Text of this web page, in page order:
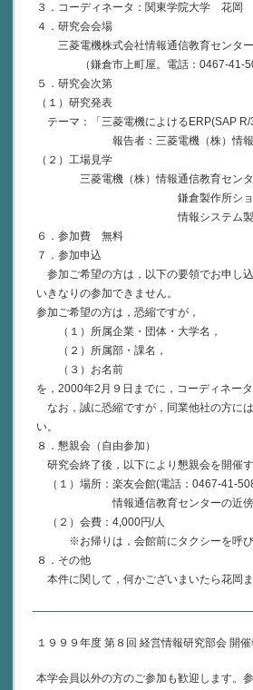
３．コーディネータ：関東学院大学 花岡
４．研究会会場
三菱電機株式会社情報通信教育センター
（鎌倉市上町屋。電話：0467-41-
５．研究会次第
（１）研究発表
テーマ：「三菱電機によけるERP(SAP R/
報告者：三菱電機（株）情報シ
（２）工場見学
三菱電機（株）情報通信教育センタ
鎌倉製作所ショールーム
情報システム製作所シ
６．参加費 無料
７．参加申込
参加ご希望の方は，以下の要領でお申し
いきなりの参加できません。
参加ご希望の方は，恐縮ですが，
（１）所属企業・団体・大学名，
（２）所属部・課名，
（３）お名前
を，2000年2月９日までに，コーディネー
なお，誠に恐縮ですが，同業他社の方に
い。
８．懇親会（自由参加）
研究会終了後，以下により懇親会を開催
（１）場所：楽友会館(電話：0467-41-
情報通信教育センターの近傍です
（２）会費：4,000円/人
※お帰りは，会館前にタクシーを呼び
８．その他
本件に関して，何かございまいたら花岡
１９９９年度 第８回 経営情報研究部会 開
本学会員以外の方のご参加も歓迎します。